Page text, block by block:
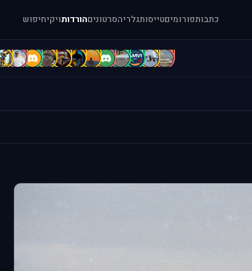
כתבותפורומיםטייסותגלריהסרטוניםהורדותויקיחיפוש
.
[
[
[
a
A
A
b
B
B
c
C